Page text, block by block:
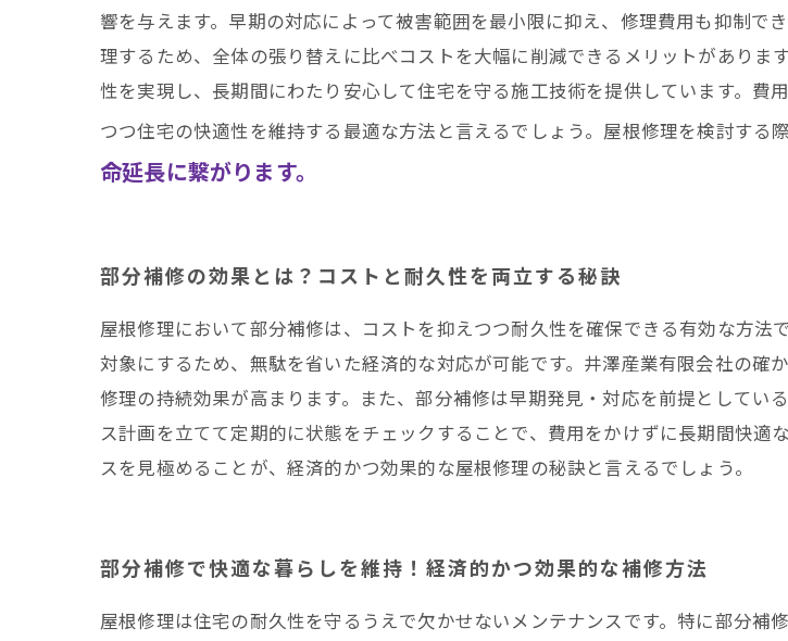
響を与えます。早期の対応によって被害範囲を最小限に抑え、修理費用も抑制
理するため、全体の張り替えに比べコストを大幅に削減できるメリットがあり
性を実現し、長期間にわたり安心して住宅を守る施工技術を提供しています。
つつ住宅の快適性を維持する最適な方法と言えるでしょう。屋根修理を検討する際
命延長に繋がります。
部分補修の効果とは？コストと耐久性を両立する秘訣
屋根修理において部分補修は、コストを抑えつつ耐久性を確保できる有効な方
対象にするため、無駄を省いた経済的な対応が可能です。井澤産業有限会社の確
修理の持続効果が高まります。また、部分補修は早期発見・対応を前提としてい
ス計画を立てて定期的に状態をチェックすることで、費用をかけずに長期間快
スを見極めることが、経済的かつ効果的な屋根修理の秘訣と言えるでしょう。
部分補修で快適な暮らしを維持！経済的かつ効果的な補修方法
屋根修理は住宅の耐久性を守るうえで欠かせないメンテナンスです。特に部分